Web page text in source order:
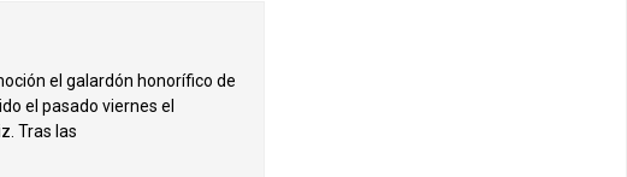
el galardón honorífico de
el pasado viernes el
Tras las